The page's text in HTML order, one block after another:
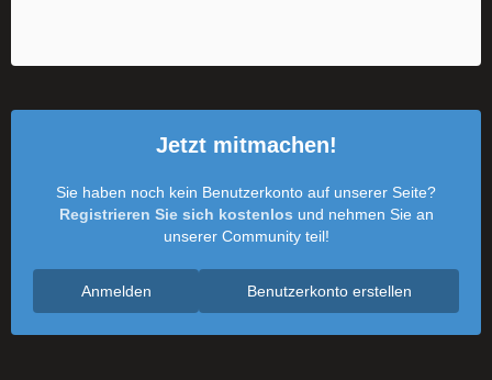
Jetzt mitmachen!
Sie haben noch kein Benutzerkonto auf unserer Seite?
Registrieren Sie sich kostenlos und nehmen Sie an
unserer Community teil!
Benutzerkonto erstellen
Anmelden